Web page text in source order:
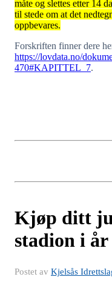
måte og slettes etter 14
til stede om at det
oppbevares.
Forskriften finner dere
https://lovdata.no/
470#KAPITTEL_7.
Kjøp ditt
stadion i
Postet av Kjelsås